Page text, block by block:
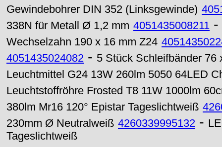
Gewindebohrer DIN 352 (Linksgewinde)
338N für Metall Ø 1,2 mm 4051435008211 -
Wechselzahn 190 x 16 mm Z24
4051435024082 - 5 Stück Schleifbänder 76
Leuchtmittel G24 13W 260lm 5050 64LED
Leuchtstoffröhre Frosted T8 11W 1000lm
380lm Mr16 120° Epistar Tageslichtweiß
230mm Ø Neutralweiß 4260339995132 -
Tageslichtweiß